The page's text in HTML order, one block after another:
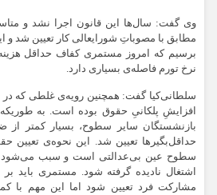
وی گفت: سال‌ها این قانون اجرا نشد و
مطابق با مصوباتِ شورایعالی کار تعیین شد
برسیم که امروز مستمری کفاف حداقل
نرخ تورم فاصله‌ی بسیاری دارد.
سلطانی‌کیا گفت: همچنین رویه‌ی غلطی که در
افزایشِ پلکانیِ حقوق بوده است. به
بازنشستگان سایر سطوح، بسیار کمتر
حداقل‌بگیرها تعیین شد. این نحوه‌ی تعیین
سطوح عین بی‌عدالتی است و سبب می‌شود
اشتغال نادیده گرفته شود. مستمری باید
مشارکت فرد تعیین شود اما این مهم با